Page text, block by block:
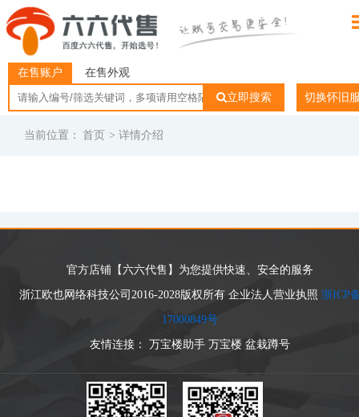
在售账户 在售外观
立即搜索 切换怀旧
当前位置： 首页 > 详情介绍
官方店铺【六六代售】为您提供快速、安全的服务
浙江欧也网络科技公司2016-2028版权所有 企业法人营业执照 浙ICP
17000849号
友情连接：万宝楼助手 万宝楼 盆栽蹲号